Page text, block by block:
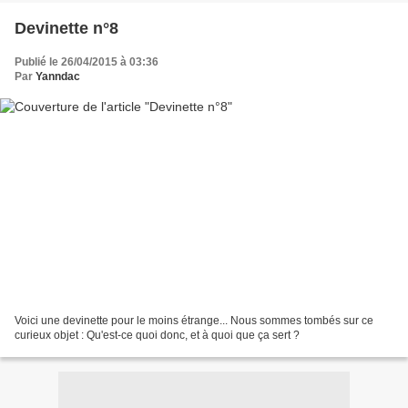
Devinette n°8
Publié le 26/04/2015 à 03:36
Par Yanndac
Voici une devinette pour le moins étrange... Nous sommes tombés sur ce
curieux objet : Qu'est-ce quoi donc, et à quoi que ça sert ?